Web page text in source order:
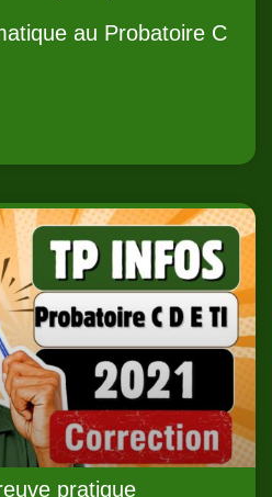
au Probatoire C
pratique